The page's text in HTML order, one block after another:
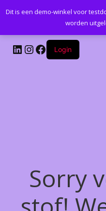
LinkedIn
Instagram
Facebook
Login
Sorry
Dit is een demo-winkel voor
worden